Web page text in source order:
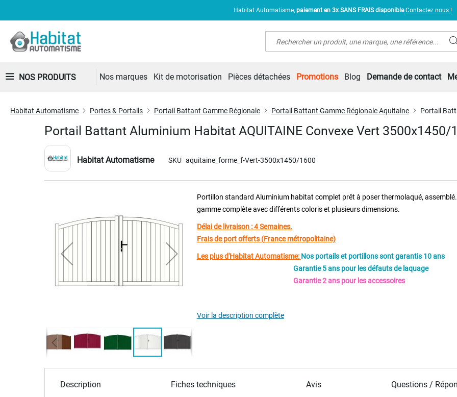
Habitat Automatisme, paiement en 3x SANS FRAIS disponible Contactez nous !
NOS PRODUITS Nos marques Kit de motorisation Pièces détachées Promotions Blog Demande de contact
Habitat Automatisme Portes & Portails Portail Battant Gamme Régionale Portail Battant Gamme Régionale Aquitaine Portail
Portail Battant Aluminium Habitat AQUITAINE Convexe Vert 3500x1450/
Habitat Automatisme SKU aquitaine_forme_f-Vert-3500x1450/1600
end
images
Portillon standard Aluminium habitat complet prêt à poser thermolaqué,
gamme complète avec différents coloris et plusieurs dimensions.
Délai de livraison : 4 Semaines.
Frais de port offerts (France métropolitaine)
Les plus d'Habitat Automatisme: Nos portails et portillons sont garantis 10 ans
Garantie 5 ans pour les défauts de laquage
Garantie 2 ans pour les accessoires
Voir la description complète
Description Fiches techniques Avis Questions /